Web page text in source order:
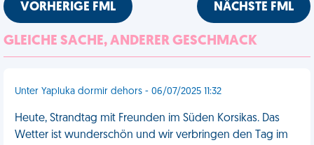
VORHERIGE FML NÄCHSTE FML
GLEICHE SACHE, ANDERER GESCHMACK
Unter Yapluka dormir dehors - 06/07/2025 11:32
Heute, Strandtag mit Freunden im Süden Korsikas. Das
Wetter ist wunderschön und wir verbringen den Tag im